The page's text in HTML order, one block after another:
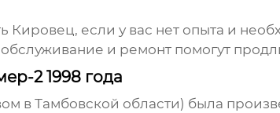
Кировец, если у вас нет опыта и
и ремонт помогут
2 1998 года
в Тамбовской области) была